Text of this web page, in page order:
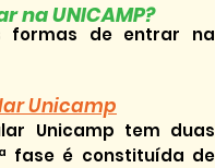
na UNICAMP?
formas de entrar na
Unicamp
Unicamp tem duas
fase é constituída de